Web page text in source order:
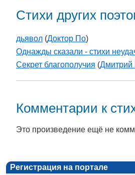
Стихи других
дьявол (Доктор По)
Однажды сказали - стихи
Секрет благополучия (
Комментарии к
Это произведение ещё не
Регистрация на портале